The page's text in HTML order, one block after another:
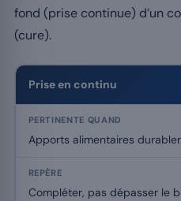
fond (prise continue) d’un
(cure).
Prise en continu
Apports alimentaires
Compléter, pas dépasser le